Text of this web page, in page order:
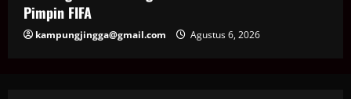
Pimpin FIFA
kampungjingga@gmail.com Agustus 6, 2026